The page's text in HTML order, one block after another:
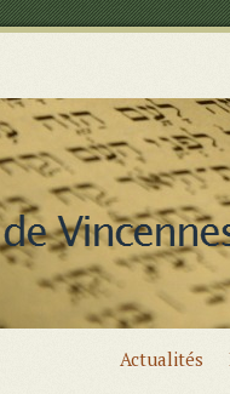
Actualités